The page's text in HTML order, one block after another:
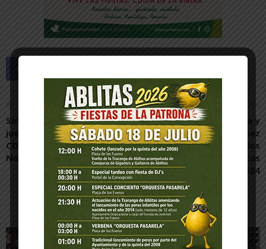
Artículo anterior
Sobresaliente cierre de los
juegos deportivos para el
CD Campoamor de
Natación
Artículo siguiente
Rulo y la Contrabanda y
Wally López
protagonizarán los
conciertos de las fiestas
de Tudela 2024
Artículos relacionados Más del autor